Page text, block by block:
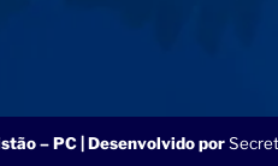
– PC | Desenvolvido por